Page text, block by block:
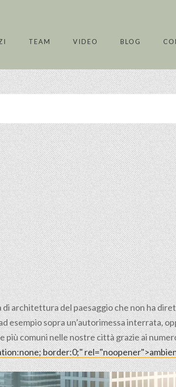
TEAM VIDEO BLOG
di architettura del paesaggio che non ha
esempio sopra un’autorimessa interrata,
più comuni nelle nostre città grazie ai
border:0;"